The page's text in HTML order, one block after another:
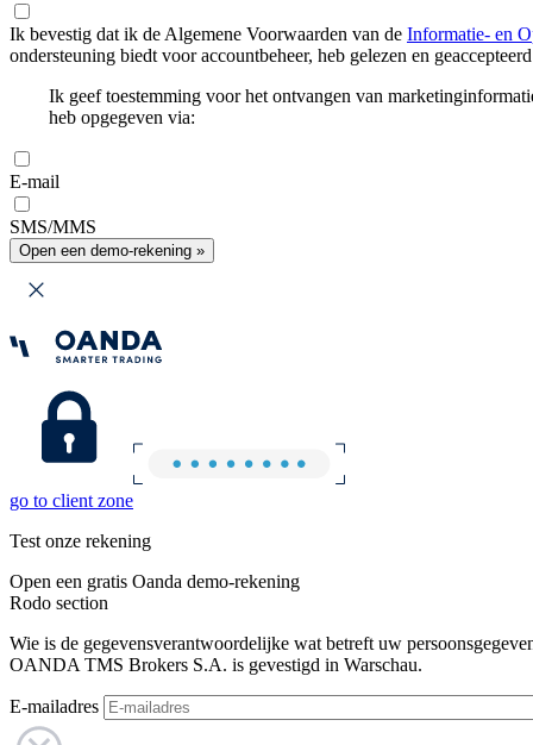
Ik bevestig dat ik de Algemene Voorwaarden van de Informatie- en
ondersteuning biedt voor accountbeheer, heb gelezen en
Ik geef toestemming voor het ontvangen van
heb opgegeven via:
E-mail
SMS/MMS
Open een demo-rekening »
go to client zone
Test onze rekening
Open een gratis Oanda demo-rekening
Rodo section
Wie is de gegevensverantwoordelijke wat betreft uw
OANDA TMS Brokers S.A. is gevestigd in Warschau.
E-mailadres